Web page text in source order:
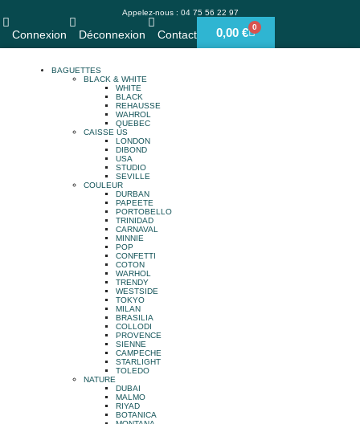
Appelez-nous : 04 75 56 22 97
Connexion Déconnexion Contact 0,00 € 0
BAGUETTES
BLACK & WHITE
WHITE
BLACK
REHAUSSE
WAHROL
QUEBEC
CAISSE US
LONDON
DIBOND
USA
STUDIO
SEVILLE
COULEUR
DURBAN
PAPEETE
PORTOBELLO
TRINIDAD
CARNAVAL
MINNIE
POP
CONFETTI
COTON
WARHOL
TRENDY
WESTSIDE
TOKYO
MILAN
BRASILIA
COLLODI
PROVENCE
SIENNE
CAMPECHE
STARLIGHT
TOLEDO
NATURE
DUBAI
MALMO
RIYAD
BOTANICA